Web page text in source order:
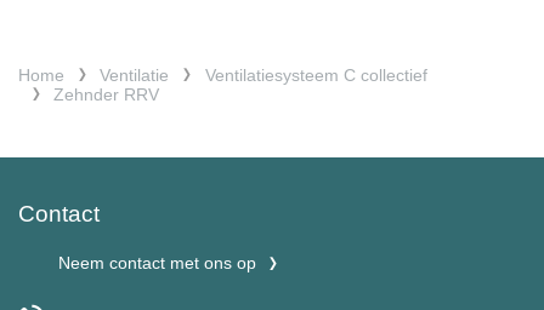
Home Ventilatie
Ventilatiesysteem C collectief
Zehnder RRV
Contact
Neem contact met ons op